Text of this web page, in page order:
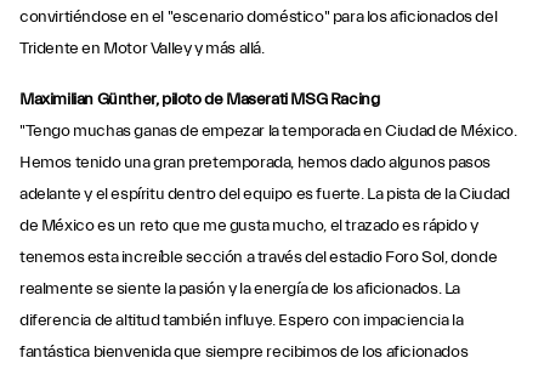
convirtiéndose en el "escenario doméstico" para los aficionados del
Tridente en Motor Valley y más allá.
Maximilian Günther, piloto de Maserati MSG Racing
"Tengo muchas ganas de empezar la temporada en Ciudad de México.
Hemos tenido una gran pretemporada, hemos dado algunos pasos
adelante y el espíritu dentro del equipo es fuerte. La pista de la Ciudad
de México es un reto que me gusta mucho, el trazado es rápido y
tenemos esta increíble sección a través del estadio Foro Sol, donde
realmente se siente la pasión y la energía de los aficionados. La
diferencia de altitud también influye. Espero con impaciencia la
fantástica bienvenida que siempre recibimos de los aficionados